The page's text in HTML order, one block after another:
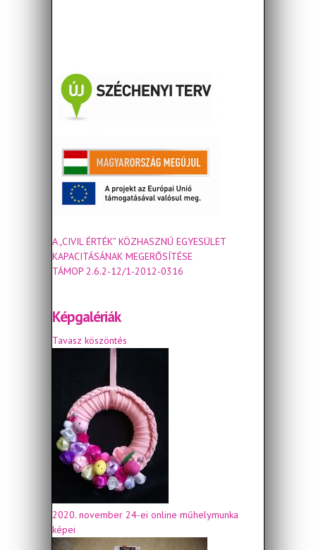
A „CIVIL ÉRTÉK” KÖZHASZNÚ EGYESÜLET
KAPACITÁSÁNAK MEGERŐSÍTÉSE
TÁMOP 2.6.2-12/1-2012-0316
Képgalériák
Tavasz köszöntés
2020. november 24-ei online műhelymunka
képei